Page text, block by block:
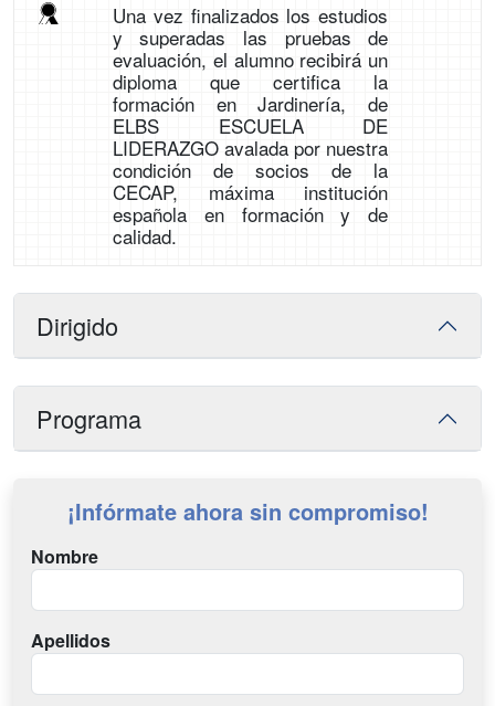
Una vez finalizados los estudios
y superadas las pruebas de
evaluación, el alumno recibirá un
diploma que certifica la
formación en Jardinería, de
ELBS ESCUELA DE
LIDERAZGO avalada por nuestra
condición de socios de la
CECAP, máxima institución
española en formación y de
calidad.
Dirigido
Programa
¡Infórmate ahora sin compromiso!
Nombre
Apellidos